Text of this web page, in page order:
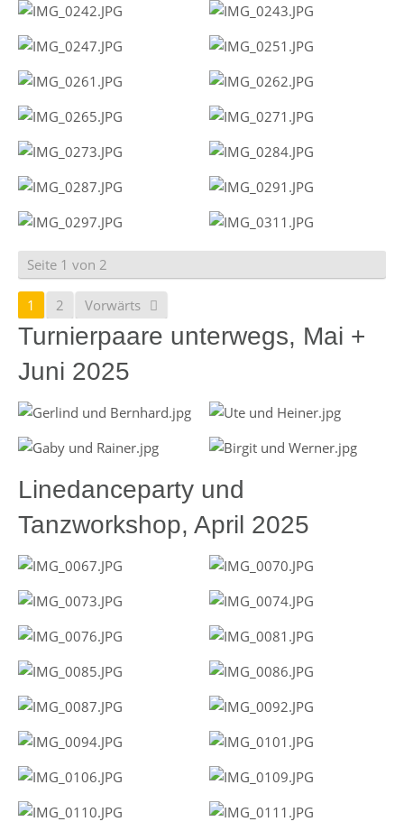
Seite 1 von 2
1 2 Vorwärts
Turnierpaare unterwegs, Mai +
Juni 2025
Linedanceparty und
Tanzworkshop, April 2025